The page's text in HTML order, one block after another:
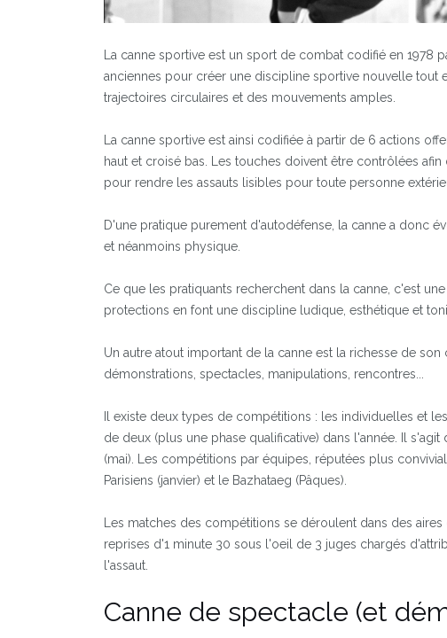
La canne sportive est un sport de combat codifié en 1978
anciennes pour créer une discipline sportive nouvelle tout
trajectoires circulaires et des mouvements amples.
La canne sportive est ainsi codifiée à partir de 6 actions
haut et croisé bas. Les touches doivent être contrôlées
pour rendre les assauts lisibles pour toute personne
D'une pratique purement d'autodéfense, la canne a donc
et néanmoins physique.
Ce que les pratiquants recherchent dans la canne, c'est
protections en font une discipline ludique, esthétique et
Un autre atout important de la canne est la richesse de
démonstrations, spectacles, manipulations, rencontres...
Il existe deux types de compétitions : les individuelles et
de deux (plus une phase qualificative) dans l'année. Il
(mai). Les compétitions par équipes, réputées plus
Parisiens (janvier) et le Bazhataeg (Pâques).
Les matches des compétitions se déroulent dans des
reprises d'1 minute 30 sous l'oeil de 3 juges chargés
l'assaut.
Canne de spectacle (et